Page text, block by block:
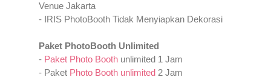
Venue Jakarta
- IRIS PhotoBooth Tidak Menyiapkan Dekorasi
Paket PhotoBooth Unlimited
- Paket Photo Booth unlimited 1 Jam
- Paket Photo Booth unlimited 2 Jam